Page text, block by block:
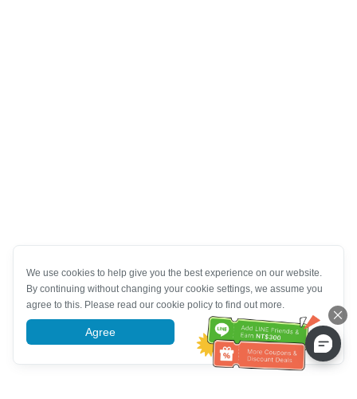
We use cookies to help give you the best experience on our website.
By continuing without changing your cookie settings, we assume you
agree to this. Please read our cookie policy to find out more.
Agree More information